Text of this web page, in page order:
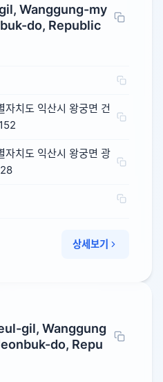
Wanggung-my
do, Republic
자치도 익산시 왕궁면 건
자치도 익산시 왕궁면 광
상세보기
gil, Wanggung
do, Repu